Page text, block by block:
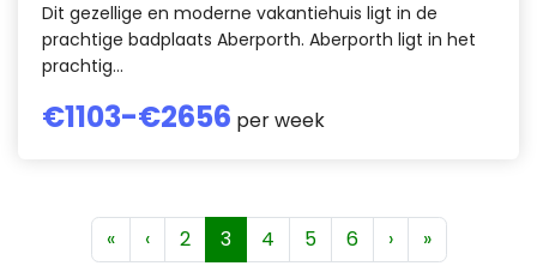
Dit gezellige en moderne vakantiehuis ligt in de
prachtige badplaats Aberporth. Aberporth ligt in het
prachtig...
€1103-€2656 per week
« ‹ 2 3 4 5 6 › »